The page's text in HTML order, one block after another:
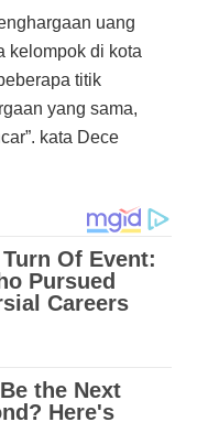
uang
kelompok di kota
titik
yang sama,
kata Dece